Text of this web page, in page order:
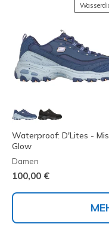
Waterproof: D'Lites -
Glow
Damen
100,00 €